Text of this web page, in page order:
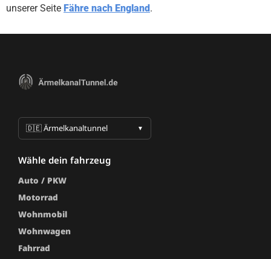
unserer Seite Fähre nach England.
🇩🇪 Ärmelkanaltunnel ▼
wähle dein fahrzeug
Auto / PKW
Motorrad
Wohnmobil
Wohnwagen
Fahrrad